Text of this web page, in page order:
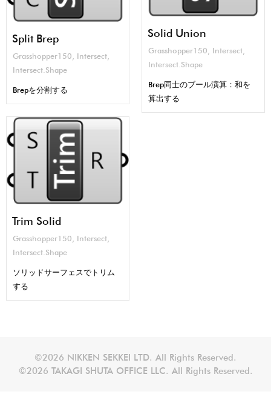
Solid Union
Grasshopper150 Intersect
Intersect.Shape
Brep同士のブール演算：和を
算出する
Split Brep
Grasshopper150 , Intersect,
Intersect.Shape
Brepを分割する
Trim Solid
Grasshopper150 , Intersect,
Intersect.Shape
ソリッドサーフェスでトリム
する
©2026 NIKKEN SEKKEI LTD. All Rights Reserved.
©2026 TAKAGI SHUTA OFFICE LLC. All Rights Reserved.